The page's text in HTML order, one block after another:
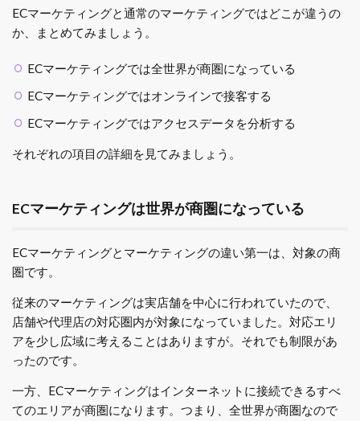
ECマーケティングと通常のマーケティングではどこが違うの
か、まとめてみましょう。
ECマーケティングでは全世界が商圏になっている
ECマーケティングではオンラインで接客する
ECマーケティングではアクセスデータを分析する
それぞれの項目の詳細を見てみましょう。
ECマーケティングは世界が商圏になっている
ECマーケティングとマーケティングの違い第一は、対象の商
圏です。
従来のマーケティングは実店舗を中心に行われていたので、
店舗や代理店の対応圏内が対象になっていました。対応エリ
アを少し広域に考えることはありますが。それでも制限があ
ったのです。
一方、ECマーケティングはインターネットに接続できるすべ
てのエリアが商圏になります。つまり、全世界が商圏なので